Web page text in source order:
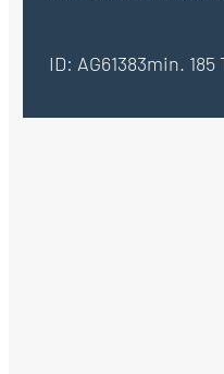
ID: AG61383min. 185